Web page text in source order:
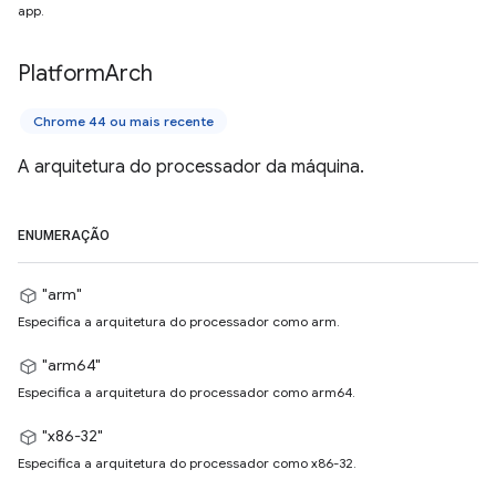
app.
PlatformArch
Chrome 44 ou mais recente
A arquitetura do processador da máquina.
ENUMERAÇÃO
"arm"
Especifica a arquitetura do processador como arm.
"arm64"
Especifica a arquitetura do processador como arm64.
"x86-32"
Especifica a arquitetura do processador como x86-32.